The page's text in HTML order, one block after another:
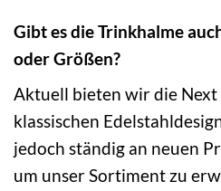
Gibt es die Trinkhalme
oder Größen?
Aktuell bieten wir die Next
klassischen
jedoch ständig an neuen
um unser Sortiment zu